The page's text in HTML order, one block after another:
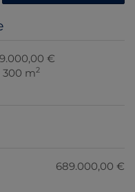
€
300 m2
689.000,00 €